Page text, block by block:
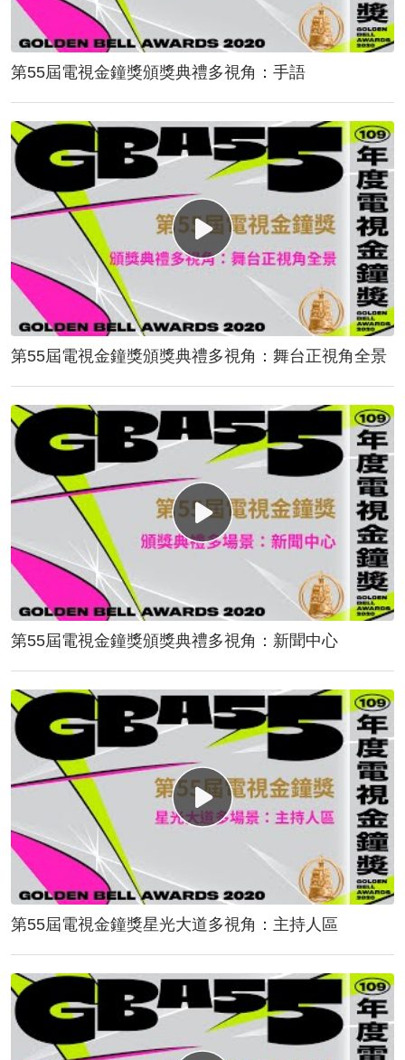
第55屆電視金鐘獎頒獎典禮多視角：手語
第55屆電視金鐘獎頒獎典禮多視角：舞台正視角全景
第55屆電視金鐘獎頒獎典禮多視角：新聞中心
第55屆電視金鐘獎星光大道多視角：主持人區